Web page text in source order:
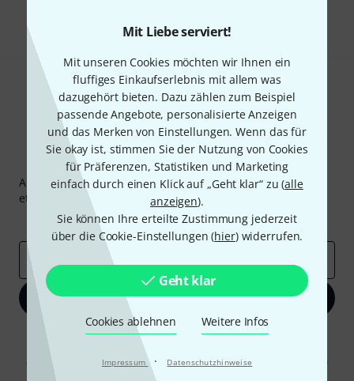
Mit Liebe serviert!
Mit unseren Cookies möchten wir Ihnen ein
fluffiges Einkaufserlebnis mit allem was
dazugehört bieten. Dazu zählen zum Beispiel
passende Angebote, personalisierte Anzeigen
und das Merken von Einstellungen. Wenn das für
Sie okay ist, stimmen Sie der Nutzung von Cookies
für Präferenzen, Statistiken und Marketing
einfach durch einen Klick auf „Geht klar“ zu (alle
anzeigen).
Sie können Ihre erteilte Zustimmung jederzeit
über die Cookie-Einstellungen (hier) widerrufen.
Geht klar
Cookies ablehnen Weitere Infos
Impressum · Datenschutzhinweise
Thomann Newsletter
Abonniere den Thomann Newsletter und gewinne mit
etwas Glück einen von
50 Gutscheinen
Inspirierende Beiträge
Deals Thomann Insights
E-Mail-Adresse*
Jetzt anmelden
Mit Klick auf „Jetzt anmelden“ stimmen Sie dem Erhalt von E-Mail-
Werbung und einer Messung des E-Mail-Nutzungsverhaltens zu. Die
Abmeldung ist jederzeit möglich. Weitere Informationen finden Sie in
Datenschutzhinweisen